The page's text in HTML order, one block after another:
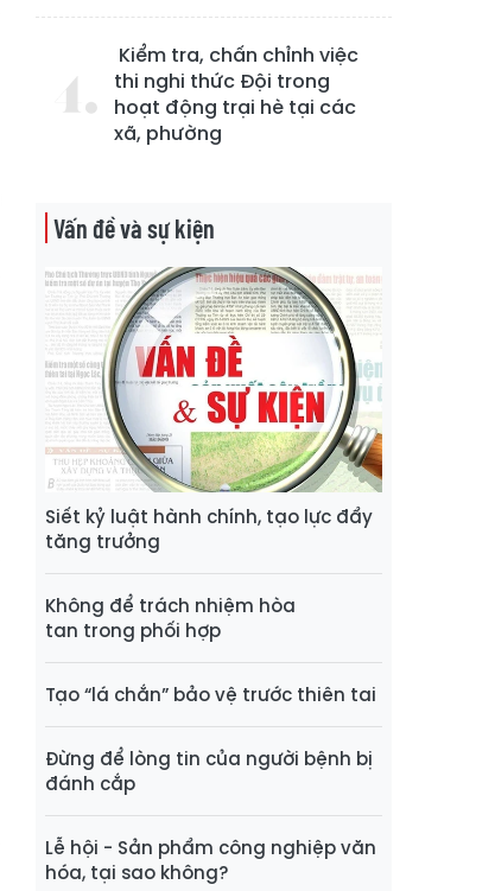
Kiểm tra, chấn chỉnh việc
thi nghi thức Đội trong
hoạt động trại hè tại các
xã, phường
Vấn đề và sự kiện
Siết kỷ luật hành chính, tạo lực đẩy
tăng trưởng
Không để trách nhiệm hòa
tan trong phối hợp
Tạo “lá chắn” bảo vệ trước thiên tai
Đừng để lòng tin của người bệnh bị
đánh cắp
Lễ hội - Sản phẩm công nghiệp văn
hóa, tại sao không?